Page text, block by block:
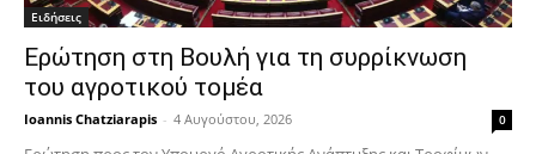
Ειδήσεις
Ερώτηση στη Βουλή για τη συρρίκνωση
του αγροτικού τομέα
Ioannis Chatziarapis - 4 Αυγούστου, 2026 0